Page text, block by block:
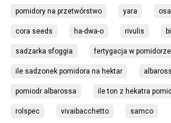
pomidory na przetwórstwo yara
cora seeds ha-dwa-o rivulis
sadzarka sfoggia fertygacja w
ile sadzonek pomidora na hektar
pomiodr albarossa ile ton z hekatra
rolspec vivaibacchetto samco